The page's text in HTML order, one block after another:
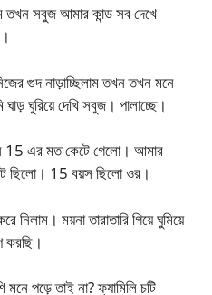
তখন সবুজ আমার কান্ড সব দেখে
গুদ নাড়াচ্ছিলাম তখন তখন মনে
ঘুরিয়ে দেখি সবুজ। পালাচ্ছে।
15 এর মত কেটে গেলো। আমার
ছিলো। 15 বয়স ছিলো ওর।
নিলাম। ময়না তারাতারি গিয়ে ঘুমিয়ে
করছি।
পড়ে তাই না? ফ্যামিলি চটি